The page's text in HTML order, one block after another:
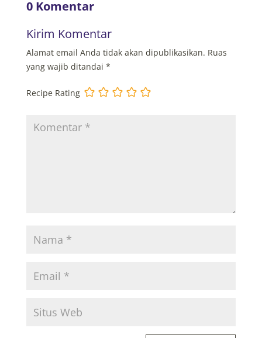
0 Komentar
Kirim Komentar
Alamat email Anda tidak akan dipublikasikan. Ruas
yang wajib ditandai *
Recipe Rating